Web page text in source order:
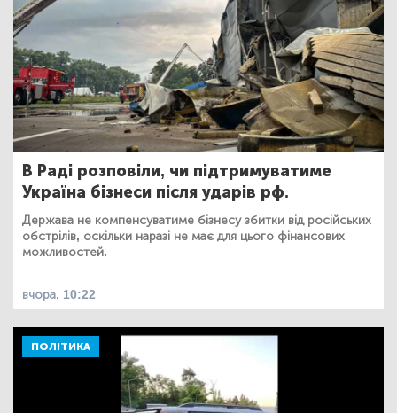
В Раді розповіли, чи підтримуватиме
Україна бізнеси після ударів рф.
Держава не компенсуватиме бізнесу збитки від російських
обстрілів, оскільки наразі не має для цього фінансових
можливостей.
вчора, 10:22
ПОЛІТИКА